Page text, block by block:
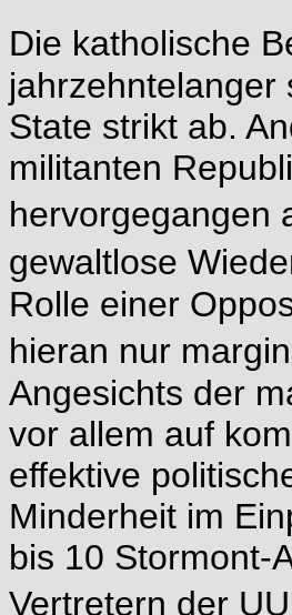
Die katholische
jahrzehntelanger
State strikt ab.
militanten
hervorgegangen
gewaltlose
Rolle einer
hieran nur
Angesichts der
vor allem auf
effektive
Minderheit im
bis 10 Stormont-
Vertretern der